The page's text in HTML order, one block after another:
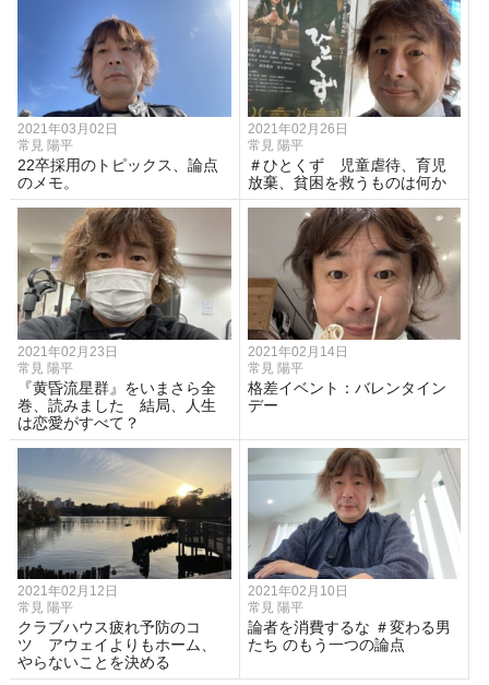
2021年03月02日
常見 陽平
22卒採用のトピックス、論点
のメモ。
2021年02月26日
常見 陽平
＃ひとくず 児童虐待、育児
放棄、貧困を救うものは何か
2021年02月23日
常見 陽平
『黄昏流星群』をいまさら全
巻、読みました 結局、人生
は恋愛がすべて？
2021年02月14日
常見 陽平
格差イベント：バレンタイン
デー
2021年02月12日
常見 陽平
クラブハウス疲れ予防のコ
ツ アウェイよりもホーム、
やらないことを決める
2021年02月10日
常見 陽平
論者を消費するな ＃変わる男
たち のもう一つの論点